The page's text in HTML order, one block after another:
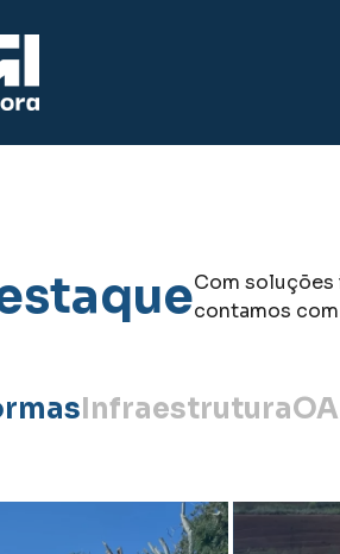
Com
contamos
Infraestrutura